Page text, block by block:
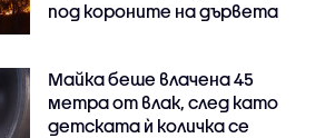
под короните на дървета
Майка беше влачена 45
метра от влак, след като
детската ѝ количка се